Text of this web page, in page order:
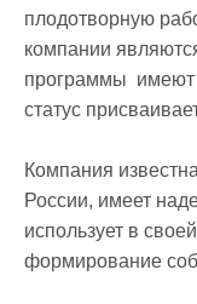
плодотворную
компании
программы  имеют
статус
Компания
России, имеет
использует в
формирование